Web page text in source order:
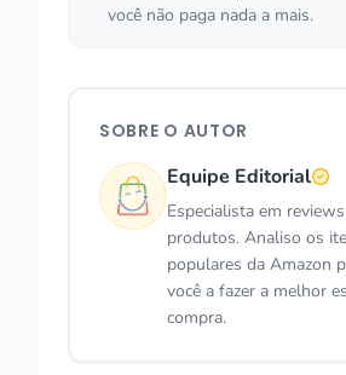
você não paga nada a mais.
SOBRE O AUTOR
Equipe Editorial
Especialista em
produtos. Analiso os
populares da Amazon
você a fazer a melhor
compra.